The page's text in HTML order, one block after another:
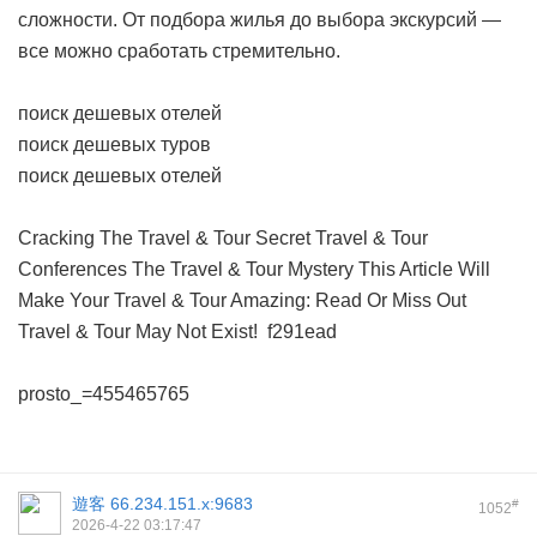
сложности. От подбора жилья до выбора экскурсий —
все можно сработать стремительно.
поиск дешевых отелей
поиск дешевых туров
поиск дешевых отелей
Cracking The Travel & Tour Secret Travel & Tour
Conferences The Travel & Tour Mystery This Article Will
Make Your Travel & Tour Amazing: Read Or Miss Out
Travel & Tour May Not Exist! f291ead
prosto_=455465765
1052#
遊客 66.234.151.x:9683
2026-4-22 03:17:47